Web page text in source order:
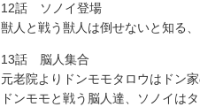
12話 ソノイ登場
獣人と戦う獣人は倒せないと知る
13話 脳人集合
元老院よりドンモモタロウはドン
ドンモモと戦う脳人達、ソノイは